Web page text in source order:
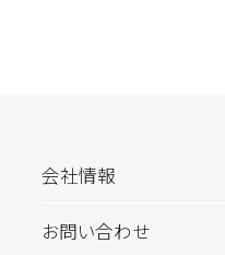
会社情報
お問い合わせ